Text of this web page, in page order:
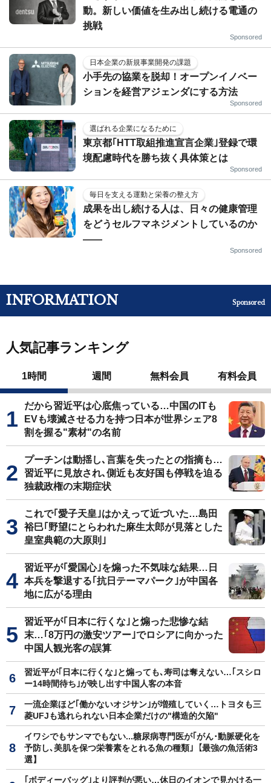
動。新しい価値を生み出し続ける電通の
挑戦
Sponsored
日本企業の新規事業開発の課題
小手先の協業を脱却！オープンイノベー
ションを経営アジェンダにする方法
Sponsored
選ばれる企業になるために
東京都｢HTT取組推進宣言企業｣登録で環
境配慮時代を勝ち抜く具体策とは
Sponsored
毎日を支える運動と栄養の整え方
成果を出し続ける人は、日々の健康管理
をどうセルフマネジメントしているのか
——
Sponsored
INFORMATION Sponsored
人気記事ランキング
1時間 週間 無料会員 有料会員
だから習近平は心底焦っている…中国のITも
EVも壊滅させる力を持つ日本が世界シェア8
割を握る"素材"の名前
プーチンは動揺し､言葉を失ったとの指摘も…
習近平に見放され､側近も友好国も停戦を迫る
独裁政権の末期症状
これで｢愛子天皇｣はかえって近づいた…島田
裕巳｢野望にとらわれた麻生太郎が見落とした
皇室典範の大原則｣
習近平が｢愛国心｣を煽った不気味な結果…日
本兵を撃退する｢抗日テーマパーク｣が中国各
地に広がる理由
習近平が｢日本に行くな｣と煽った悲惨な結
末…｢8万円の激安ツアー｣でロシアに向かった
中国人観光客の誤算
習近平が｢日本に行くな｣と煽っても､寿司は奪えない…｢スシロ
ー14時間待ち｣が映し出す中国人客の本音
一流企業ほど｢働かないオジサン｣が増殖していく…トヨタも三
菱UFJも逃れられない日本企業だけの"構造的欠陥"
イワシでもサンマでもない...糖尿病専門医が｢がん･動脈硬化を
予防し､美肌を保つ栄養素をとれる魚の種類｣【最強の魚活術3
選】
｢ボディーバッグ｣より評判が悪い…休日のイオンで見かける一